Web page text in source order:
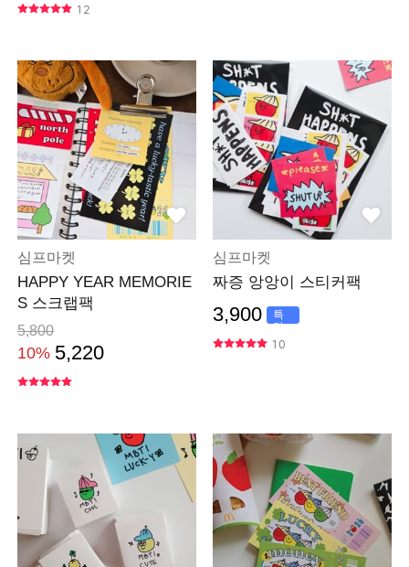
12
심프마켓
HAPPY YEAR MEMORIE
S 스크랩팩
5,800
10% 5,220
심프마켓
짜증 앙앙이 스티커팩
3,900
특
가
10